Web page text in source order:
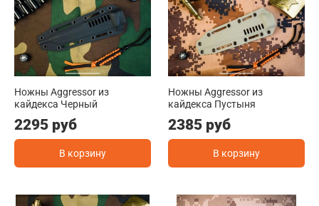
Ножны Aggressor из
кайдекса Черный
2295 руб
В корзину
Ножны Aggressor из
кайдекса Пустыня
2385 руб
В корзину